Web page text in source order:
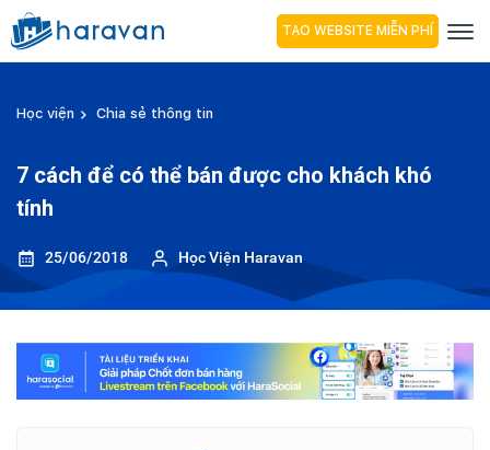
TẠO WEBSITE MIỄN PHÍ
Học viện Chia sẻ thông tin
7 cách để có thể bán được cho khách khó
tính
25/06/2018 Học Viện Haravan